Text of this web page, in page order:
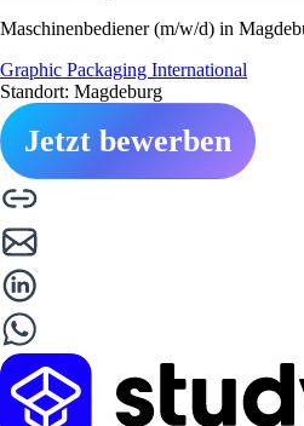
Maschinenbediener (m/w/d) in
Graphic Packaging International
Standort: Magdeburg
Jetzt bewerben